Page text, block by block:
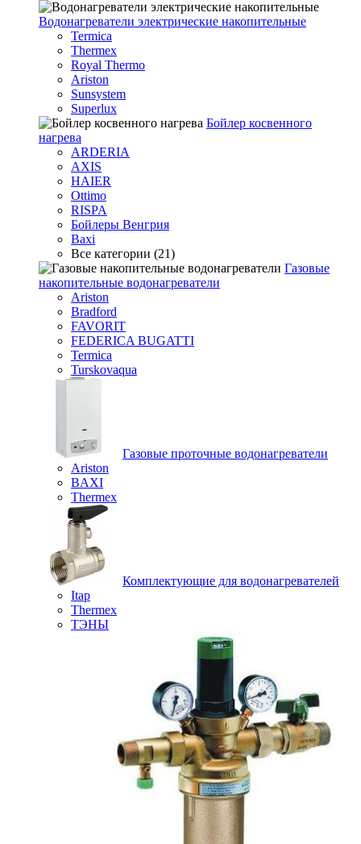
Водонагреватели электрические накопительные
Termica
Thermex
Royal Thermo
Ariston
Sunsystem
Superlux
Бойлер косвенного
нагрева
ARDERIA
AXIS
HAIER
Ottimo
RISPA
Бойлеры Венгрия
Baxi
Все категории (21)
Газовые
накопительные водонагреватели
Ariston
Bradford
FAVORIT
FEDERICA BUGATTI
Termica
Turskovaqua
Газовые проточные водонагреватели
Ariston
BAXI
Thermex
Комплектующие для водонагревателей
Itap
Thermex
ТЭНЫ